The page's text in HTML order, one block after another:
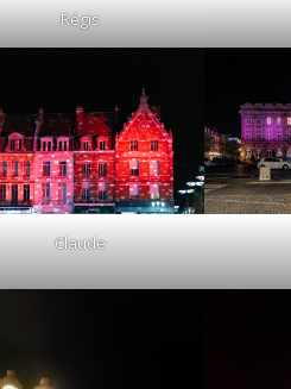
Régis
Claude